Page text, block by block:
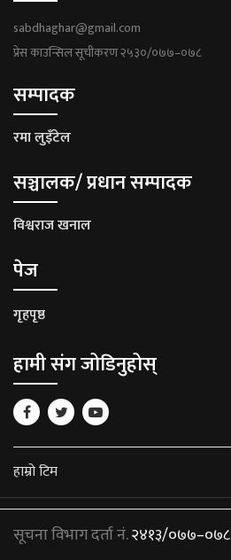
sabdhaghar@gmail.com
प्रेस काउन्सिल सूचीकरण २५३०/०७७–०७८
सम्पादक
रमा लुइँटेल
सञ्चालक/ प्रधान सम्पादक
विश्वराज खनाल
पेज
गृहपृष्ठ
हामी संग जोडिनुहोस्
हाम्रो टिम
सूचना विभाग दर्ता नं.२४१३/०७७–०७८